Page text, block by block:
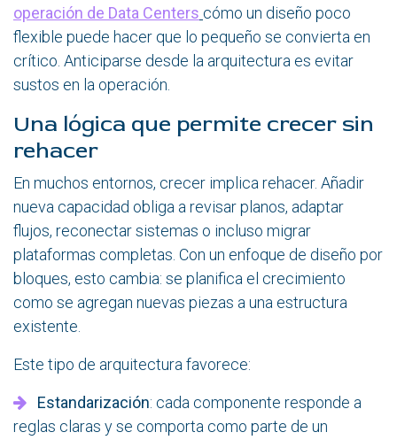
operación de Data Centers cómo un diseño poco
flexible puede hacer que lo pequeño se convierta en
crítico. Anticiparse desde la arquitectura es evitar
sustos en la operación.
Una lógica que permite crecer sin
rehacer
En muchos entornos, crecer implica rehacer. Añadir
nueva capacidad obliga a revisar planos, adaptar
flujos, reconectar sistemas o incluso migrar
plataformas completas. Con un enfoque de diseño por
bloques, esto cambia: se planifica el crecimiento
como se agregan nuevas piezas a una estructura
existente.
Este tipo de arquitectura favorece:
Estandarización: cada componente responde a
reglas claras y se comporta como parte de un